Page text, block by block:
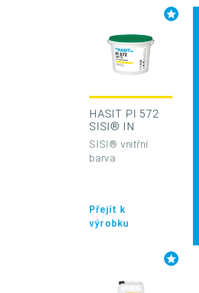
HASIT PI 572
SISI® IN
SISI® vnitřní
barva
Přejít k
výrobku